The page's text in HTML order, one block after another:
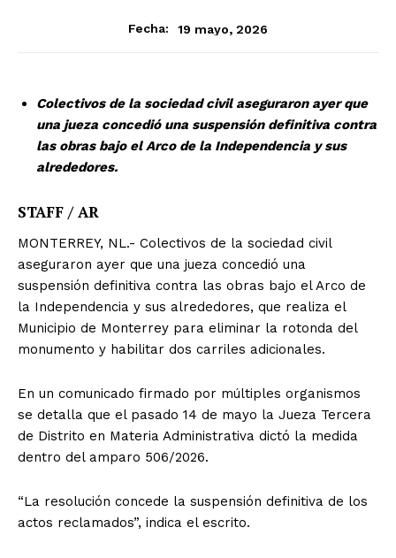
Fecha: 19 mayo, 2026
Colectivos de la sociedad civil aseguraron ayer que
una jueza concedió una suspensión definitiva contra
las obras bajo el Arco de la Independencia y sus
alrededores.
STAFF / AR
MONTERREY, NL.- Colectivos de la sociedad civil
aseguraron ayer que una jueza concedió una
suspensión definitiva contra las obras bajo el Arco de
la Independencia y sus alrededores, que realiza el
Municipio de Monterrey para eliminar la rotonda del
monumento y habilitar dos carriles adicionales.
En un comunicado firmado por múltiples organismos
se detalla que el pasado 14 de mayo la Jueza Tercera
de Distrito en Materia Administrativa dictó la medida
dentro del amparo 506/2026.
“La resolución concede la suspensión definitiva de los
actos reclamados”, indica el escrito.